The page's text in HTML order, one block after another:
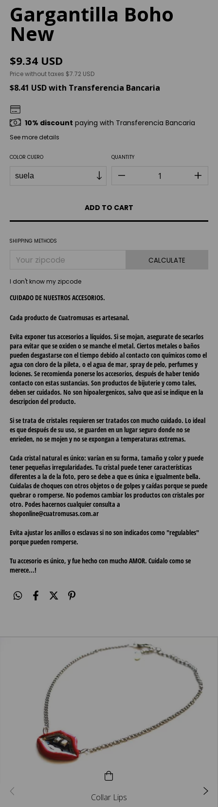
Gargantilla Boho
New
$9.34 USD
Price without taxes $7.72 USD
$8.41 USDwith Transferencia Bancaria
10% discount paying with Transferencia Bancaria
See more details
COLOR CUERO QUANTITY
SHIPPING METHODS
CALCULATE
I don't know my zipcode
CUIDADO DE NUESTROS ACCESORIOS.
Cada producto de Cuatromusas es artesanal.
Evita exponer tus accesorios a líquidos. Si se mojan, asegurate de secarlos
para evitar que se oxiden o se manche el metal. Ciertos metales o baños
pueden desgastarse con el tiempo debido al contacto con químicos como el
agua con cloro de la pileta, o el agua de mar, spray de pelo, perfumes y
lociones. Se recomienda ponerse los accesorios, después de haber tenido
contacto con estas sustancias. Son productos de bijuterie y como tales,
deben ser cuidados. No son hipoalergenicos, salvo que asi se indique en la
descripcion del producto.
Si se trata de cristales requieren ser tratados con mucho cuidado. Lo ideal
es que después de su uso, se guarden en un lugar seguro donde no se
enrieden, no se mojen y no se expongan a temperaturas extremas.
Cada cristal natural es único: varían en su forma, tamaño y color y puede
tener pequeñas irregularidades. Tu cristal puede tener características
diferentes a la de la foto, pero se debe a que es única e igualmente bella.
Cuidalas de choques con otros objetos o de golpes y caídas porque se puede
quebrar o romperse. No podemos cambiar los productos con cristales por
otro. Podes hacernos cualquier consulta a
shoponline@cuatromusas.com.ar
Evita ajustar los anillos o esclavas si no son indicados como "regulables"
porque pueden romperse.
Tu accesorio es único, y fue hecho con mucho AMOR. Cuidalo como se
merece...!
Collar Lips